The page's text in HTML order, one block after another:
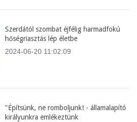
Szerdától szombat éjfélig harmadfokú
hőségriasztás lép életbe
2024-06-20 11:02:09
"Építsünk, ne romboljunk! - államalapító
királyunkra emlékeztünk